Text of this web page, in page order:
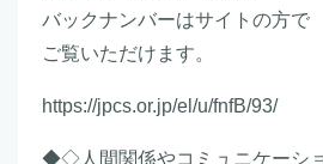
バックナンバーはサイトの方で
ご覧いただけます。
https://jpcs.or.jp/el/u/fnfB/93/
◆◇人間関係やコミュニケーシ